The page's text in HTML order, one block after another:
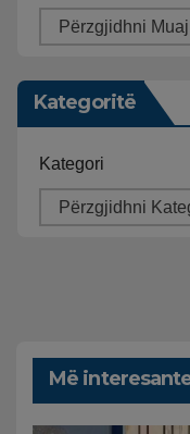
Kategoritë
Kategori
Më